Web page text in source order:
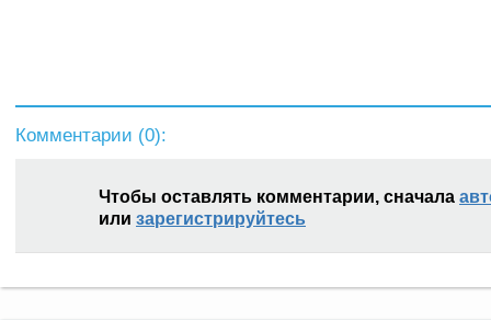
Комментарии (0):
Чтобы оставлять комментарии, сначала
или зарегистрируйтесь